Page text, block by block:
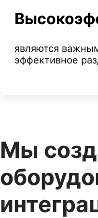
являются
эффективное
Мы